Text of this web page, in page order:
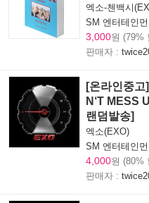
엑소-첸백시
SM 엔터테인먼
3,000원 (79%
판매자 :
[온라인중
N‘T MESS
랜덤발송]
엑소(EXO)
SM 엔터테인먼
4,000원 (80%
판매자 :